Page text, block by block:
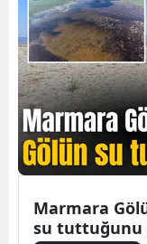
Marmara
su tuttuğunu